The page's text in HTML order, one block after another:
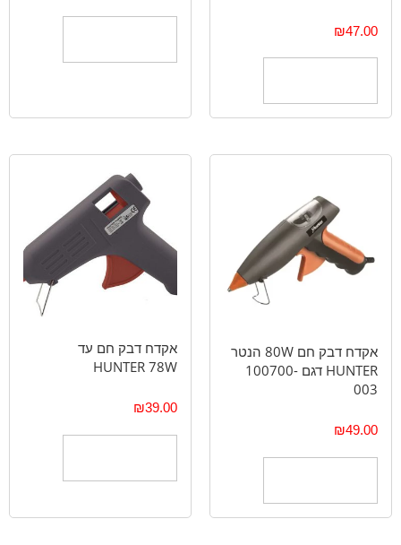
₪47.00
אקדח דבק חם 80W הנטר
HUNTER דגם 100700-
003
₪49.00
אקדח דבק חם עד
HUNTER 78W
₪39.00